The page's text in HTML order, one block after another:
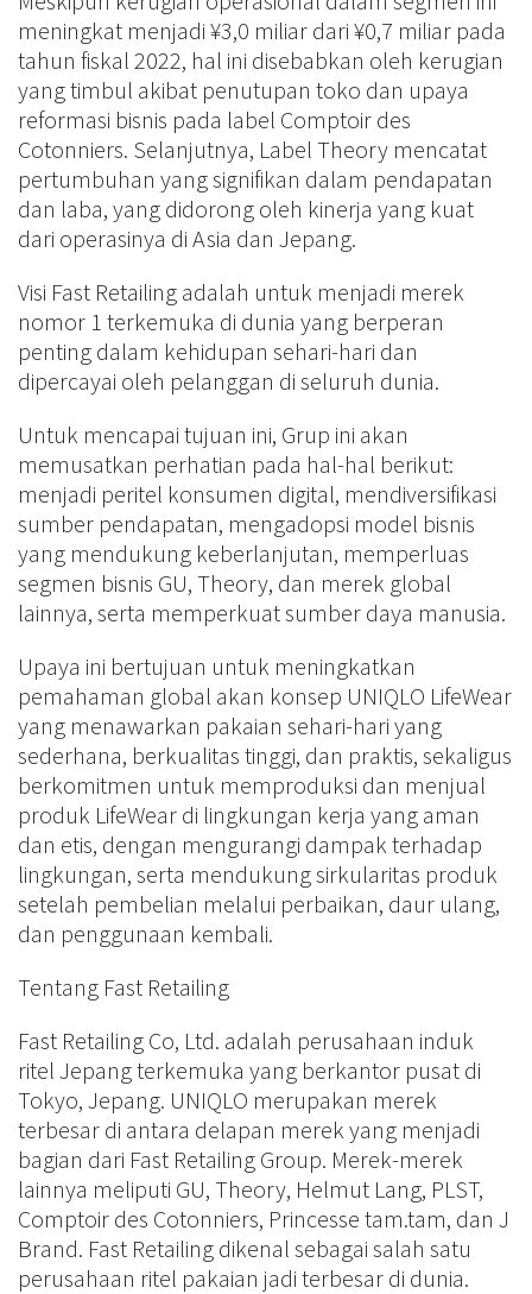
meningkat menjadi ¥3,0 miliar dari ¥0,7 miliar pada
tahun fiskal 2022, hal ini disebabkan oleh kerugian
yang timbul akibat penutupan toko dan upaya
reformasi bisnis pada label Comptoir des
Cotonniers. Selanjutnya, Label Theory mencatat
pertumbuhan yang signifikan dalam pendapatan
dan laba, yang didorong oleh kinerja yang kuat
dari operasinya di Asia dan Jepang.
Visi Fast Retailing adalah untuk menjadi merek
nomor 1 terkemuka di dunia yang berperan
penting dalam kehidupan sehari-hari dan
dipercayai oleh pelanggan di seluruh dunia.
Untuk mencapai tujuan ini, Grup ini akan
memusatkan perhatian pada hal-hal berikut:
menjadi peritel konsumen digital, mendiversifikasi
sumber pendapatan, mengadopsi model bisnis
yang mendukung keberlanjutan, memperluas
segmen bisnis GU, Theory, dan merek global
lainnya, serta memperkuat sumber daya manusia.
Upaya ini bertujuan untuk meningkatkan
pemahaman global akan konsep UNIQLO LifeWear
yang menawarkan pakaian sehari-hari yang
sederhana, berkualitas tinggi, dan praktis, sekaligus
berkomitmen untuk memproduksi dan menjual
produk LifeWear di lingkungan kerja yang aman
dan etis, dengan mengurangi dampak terhadap
lingkungan, serta mendukung sirkularitas produk
setelah pembelian melalui perbaikan, daur ulang,
dan penggunaan kembali.
Tentang Fast Retailing
Fast Retailing Co, Ltd. adalah perusahaan induk
ritel Jepang terkemuka yang berkantor pusat di
Tokyo, Jepang. UNIQLO merupakan merek
terbesar di antara delapan merek yang menjadi
bagian dari Fast Retailing Group. Merek-merek
lainnya meliputi GU, Theory, Helmut Lang, PLST,
Comptoir des Cotonniers, Princesse tam.tam, dan J
Brand. Fast Retailing dikenal sebagai salah satu
perusahaan ritel pakaian jadi terbesar di dunia.